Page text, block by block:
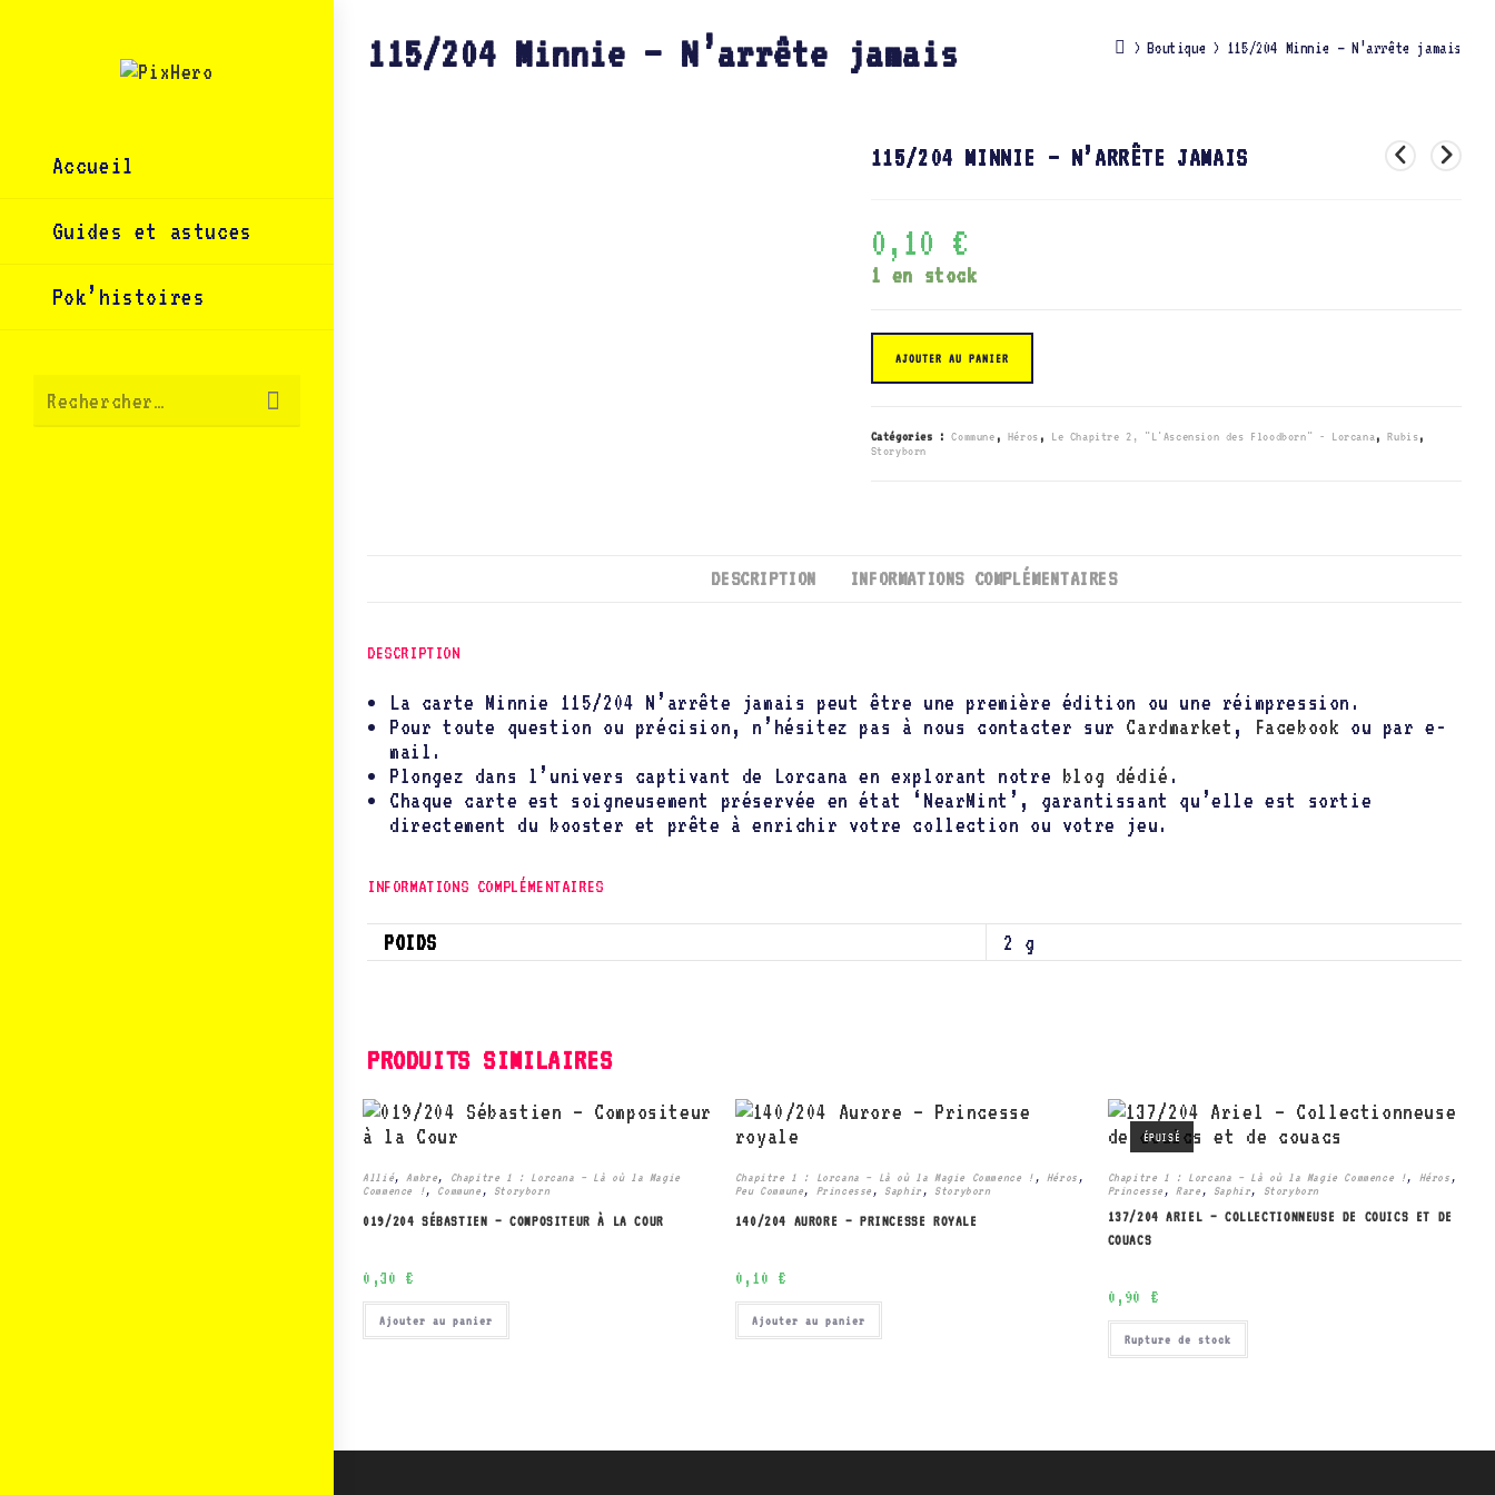
content
Accueil
Guides et astuces
Pok’histoires
Rechercher…
115/204 Minnie – N’arrête jamais > Boutique > 115/204 Minnie – N’arrête jamais
115/204 MINNIE – N’ARRÊTE JAMAIS
0,10 €
1 en stock
quantité
Minnie
jamais
AJOUTER AU PANIER
Catégories :Commune , Héros , Le Chapitre 2, "L'Ascension des Floodborn" - Lorcana,Rubis,
Storyborn
DESCRIPTION INFORMATIONS COMPLÉMENTAIRES
DESCRIPTION
La carte Minnie 115/204 N’arrête jamais peut être une première édition ou une réimpression.
Pour toute question ou précision, n’hésitez pas à nous contacter sur Cardmarket , Facebook ou par e-
mail.
Plongez dans l’univers captivant de Lorcana en explorant notre blog dédié .
Chaque carte est soigneusement préservée en état ‘NearMint’, garantissant qu’elle est sortie
directement du booster et prête à enrichir votre collection ou votre jeu.
INFORMATIONS COMPLÉMENTAIRES
POIDS 2 g
PRODUITS SIMILAIRES
Allié, Ambre,
Chapitre 1 : Lorcana – Là où la Magie
Commence !, Commune , Storyborn
019/204 SÉBASTIEN – COMPOSITEUR À LA COUR
0,30 €
Ajouter au panier
Chapitre 1 : Lorcana – Là où la Magie Commence ! , Héros ,
Peu Commune, Princesse , Saphir , Storyborn
140/204 AURORE – PRINCESSE ROYALE
0,10 €
Ajouter au panier
ÉPUISÉ
Chapitre 1 : Lorcana – Là où la Magie Commence !, Héros ,
Princesse , Rare , Saphir, Storyborn
137/204 ARIEL – COLLECTIONNEUSE DE COUICS ET DE
COUACS
0,90 €
Rupture de stock